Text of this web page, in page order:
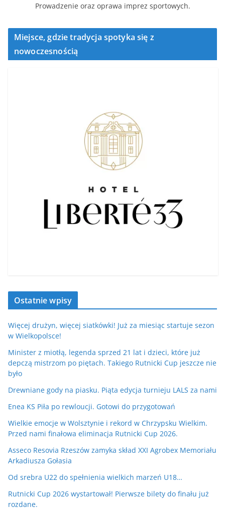
Prowadzenie oraz oprawa imprez sportowych.
Miejsce, gdzie tradycja spotyka się z
nowoczesnością
Ostatnie wpisy
Więcej drużyn, więcej siatkówki! Już za miesiąc startuje sezon
w Wielkopolsce!
Minister z miotłą, legenda sprzed 21 lat i dzieci, które już
depczą mistrzom po piętach. Takiego Rutnicki Cup jeszcze nie
było
Drewniane gody na piasku. Piąta edycja turnieju LALS za nami
Enea KS Piła po rewloucji. Gotowi do przygotowań
Wielkie emocje w Wolsztynie i rekord w Chrzypsku Wielkim.
Przed nami finałowa eliminacja Rutnicki Cup 2026.
Asseco Resovia Rzeszów zamyka skład XXI Agrobex Memoriału
Arkadiusza Gołasia
Od srebra U22 do spełnienia wielkich marzeń U18…
Rutnicki Cup 2026 wystartował! Pierwsze bilety do finału już
rozdane.